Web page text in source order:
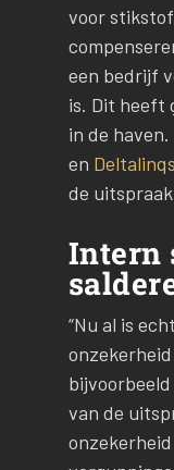
voor
een bedrijf
is. Dit heeft
in de
en Deltalinqs
de
Intern
“Nu al is
van de